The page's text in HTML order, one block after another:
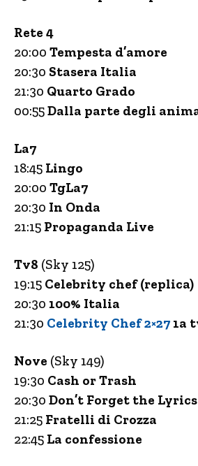
Rete 4
20:00 Tempesta d’amore
20:30 Stasera Italia
21:30 Quarto Grado
00:55Dalla parte degli
La7
18:45 Lingo
20:00 TgLa7
20:30 In Onda
21:15 Propaganda Live
Tv8 (Sky 125)
19:15 Celebrity chef (replica)
20:30 100% Italia
21:30 Celebrity Chef 2×27 1a
Nove (Sky 149)
19:30 Cash or Trash
20:30 Don’t Forget the Lyrics
21:25 Fratelli di Crozza
22:45 La confessione